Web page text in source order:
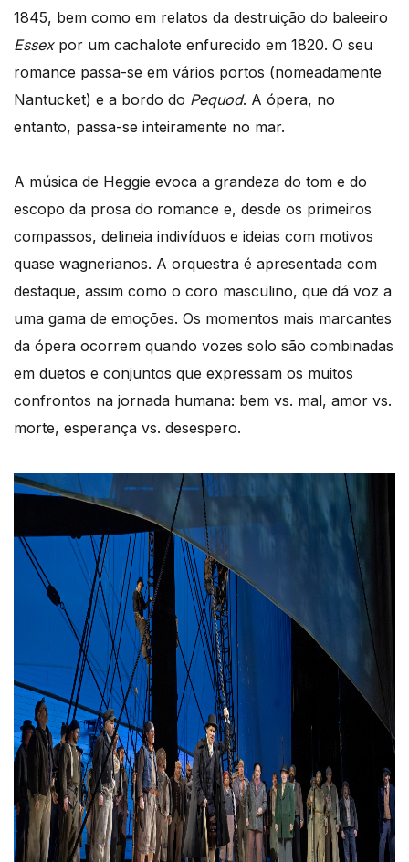
1845, bem como em relatos da destruição do baleeiro
Essexpor um cachalote enfurecido em 1820. O seu
romance passa-se em vários portos (nomeadamente
Nantucket) e a bordo do Pequod. A ópera, no
entanto, passa-se inteiramente no mar.
A música de Heggie evoca a grandeza do tom e do
escopo da prosa do romance e, desde os primeiros
compassos, delineia indivíduos e ideias com motivos
quase wagnerianos. A orquestra é apresentada com
destaque, assim como o coro masculino, que dá voz a
uma gama de emoções. Os momentos mais marcantes
da ópera ocorrem quando vozes solo são combinadas
em duetos e conjuntos que expressam os muitos
confrontos na jornada humana: bem vs. mal, amor vs.
morte, esperança vs. desespero.